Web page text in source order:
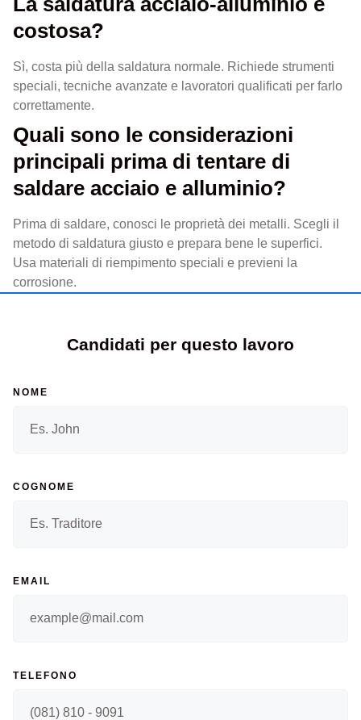
costosa?
Sì, costa più della saldatura normale. Richiede strumenti
speciali, tecniche avanzate e lavoratori qualificati per farlo
correttamente.
Quali sono le considerazioni
principali prima di tentare di
saldare acciaio e alluminio?
Prima di saldare, conosci le proprietà dei metalli. Scegli il
metodo di saldatura giusto e prepara bene le superfici.
Usa materiali di riempimento speciali e previeni la
corrosione.
Candidati per questo lavoro
NOME
COGNOME
EMAIL
TELEFONO